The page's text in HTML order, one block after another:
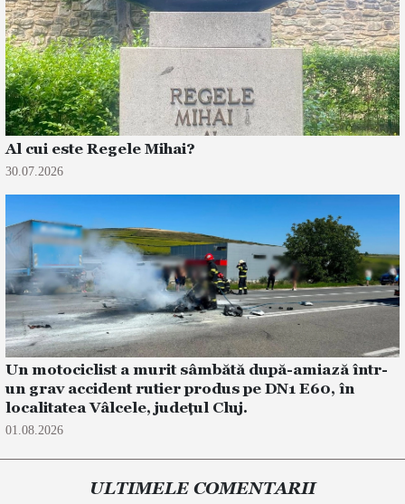
Al cui este Regele Mihai?
30.07.2026
Un motociclist a murit sâmbătă după-amiază într-
un grav accident rutier produs pe DN1 E60, în
localitatea Vâlcele, județul Cluj.
01.08.2026
ULTIMELE COMENTARII